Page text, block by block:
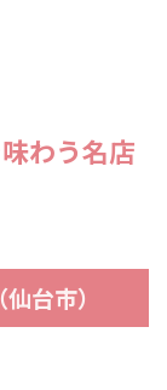
わう名店
台市）